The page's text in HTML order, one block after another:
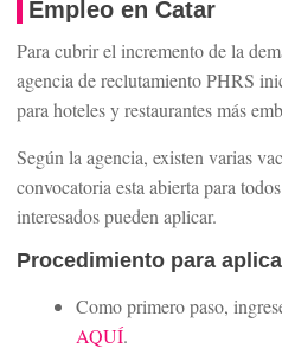
Empleo en Catar
Para cubrir el incremento de la
agencia de reclutamiento PHRS
para hoteles y restaurantes más
Según la agencia, existen varias
convocatoria esta abierta para
interesados pueden aplicar.
Procedimiento para
Como primero paso,
AQUÍ.